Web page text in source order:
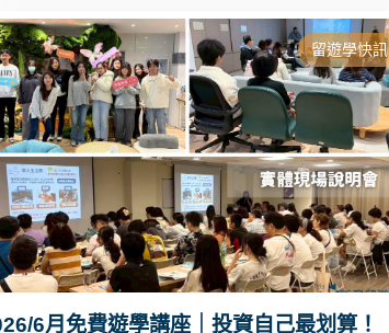
留遊學快訊
6月免費遊學講座｜投資自己最划算！